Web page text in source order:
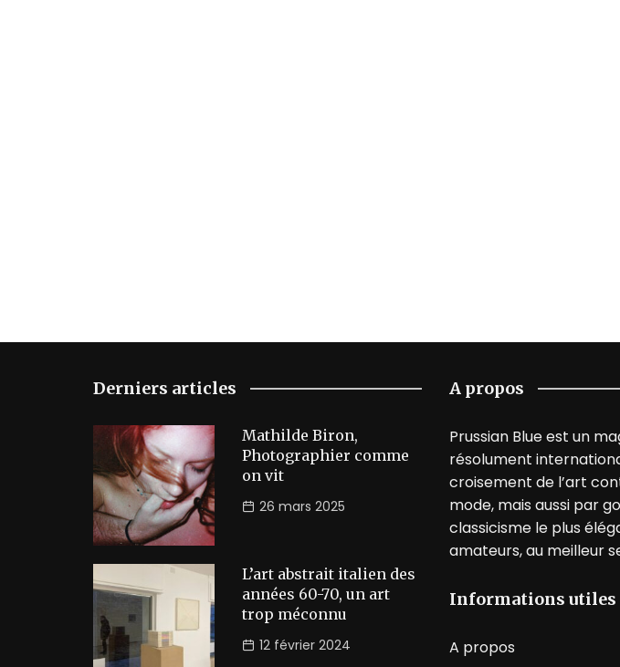
Derniers articles
Mathilde Biron,
Photographier comme
on vit
26 mars 2025
L’art abstrait italien des
années 60-70, un art
trop méconnu
12 février 2024
A propos
Prussian Blue est un
résolument
croisement de l’art
mode, mais aussi par
classicisme le plus
amateurs, au meilleur
Informations utiles
A propos